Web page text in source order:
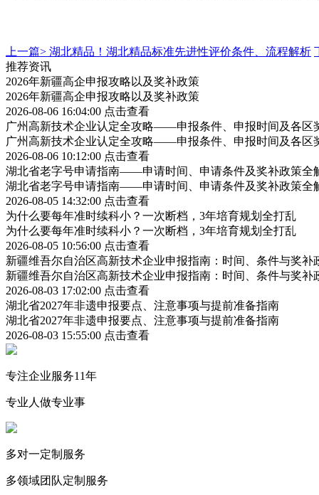
上一篇> 湖北精品！湖北精品标准先进性评价条件、流程解析
推荐资讯
2026年新疆高企申报攻略以及奖补政策
2026年新疆高企申报攻略以及奖补政策
2026-08-06 16:04:00 点击查看
广州高新技术企业认定全攻略——申报条件、申报时间及各区
广州高新技术企业认定全攻略——申报条件、申报时间及各区
2026-08-06 10:12:00 点击查看
湖北省老字号申请指南——申请时间、申请条件及奖补政策全
湖北省老字号申请指南——申请时间、申请条件及奖补政策全
2026-08-05 14:32:00 点击查看
为什么要每年准时续科小？一次断档，3年培育规划全打乱
为什么要每年准时续科小？一次断档，3年培育规划全打乱
2026-08-05 10:56:00 点击查看
新疆维吾尔自治区高新技术企业申报指南：时间、条件与奖补
新疆维吾尔自治区高新技术企业申报指南：时间、条件与奖补
2026-08-03 17:02:00 点击查看
湖北省2027年非遗申报要点、注意事项与提前准备指南
湖北省2027年非遗申报要点、注意事项与提前准备指南
2026-08-03 15:55:00 点击查看
专注企业服务11年
专业人做专业事
多对一定制服务
多领域团队定制服务